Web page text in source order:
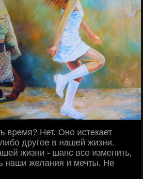
время? Нет. Оно истекает
другое в нашей жизни.
жизни - шанс все изменить,
наши желания и мечты. Не